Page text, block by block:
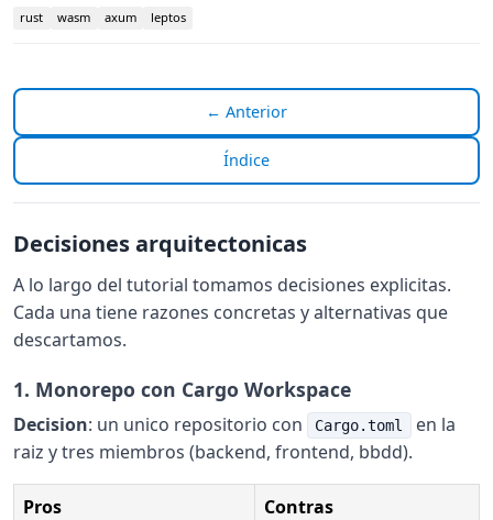
rust wasm axum leptos
← Anterior
Índice
Decisiones arquitectonicas
A lo largo del tutorial tomamos decisiones explicitas.
Cada una tiene razones concretas y alternativas que
descartamos.
1. Monorepo con Cargo Workspace
Decision: un unico repositorio con Cargo.toml
en la
raiz y tres miembros (backend, frontend, bbdd).
Pros
Contras